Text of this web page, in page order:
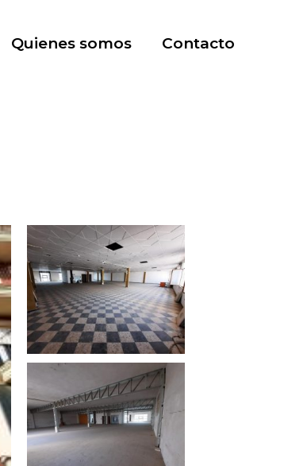
Quienes somos Contacto